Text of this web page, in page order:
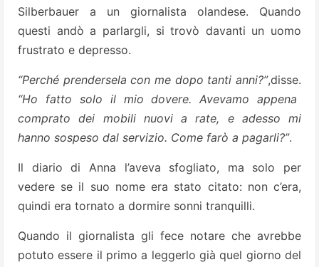
Silberbauer a un giornalista olandese. Quando
questi andò a parlargli, si trovò davanti un uomo
frustrato e depresso.
“Perché prendersela con me dopo tanti anni?”,disse.
“Ho fatto solo il mio dovere. Avevamo appena
comprato dei mobili nuovi a rate, e adesso mi
hanno sospeso dal servizio. Come farò a pagarli?”.
Il diario di Anna l’aveva sfogliato, ma solo per
vedere se il suo nome era stato citato: non c’era,
quindi era tornato a dormire sonni tranquilli.
Quando il giornalista gli fece notare che avrebbe
potuto essere il primo a leggerlo già quel giorno del